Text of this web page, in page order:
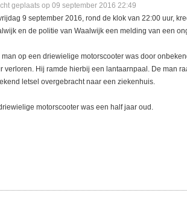
geplaats op 09 september 2016 22:49
9 september 2016, rond de klok van 22:00 uur,
en de politie van Waalwijk een melding van een
man op een driewielige motorscooter was door
verloren. Hij ramde hierbij een lantaarnpaal. De man
letsel overgebracht naar een ziekenhuis.
motorscooter was een half jaar oud.